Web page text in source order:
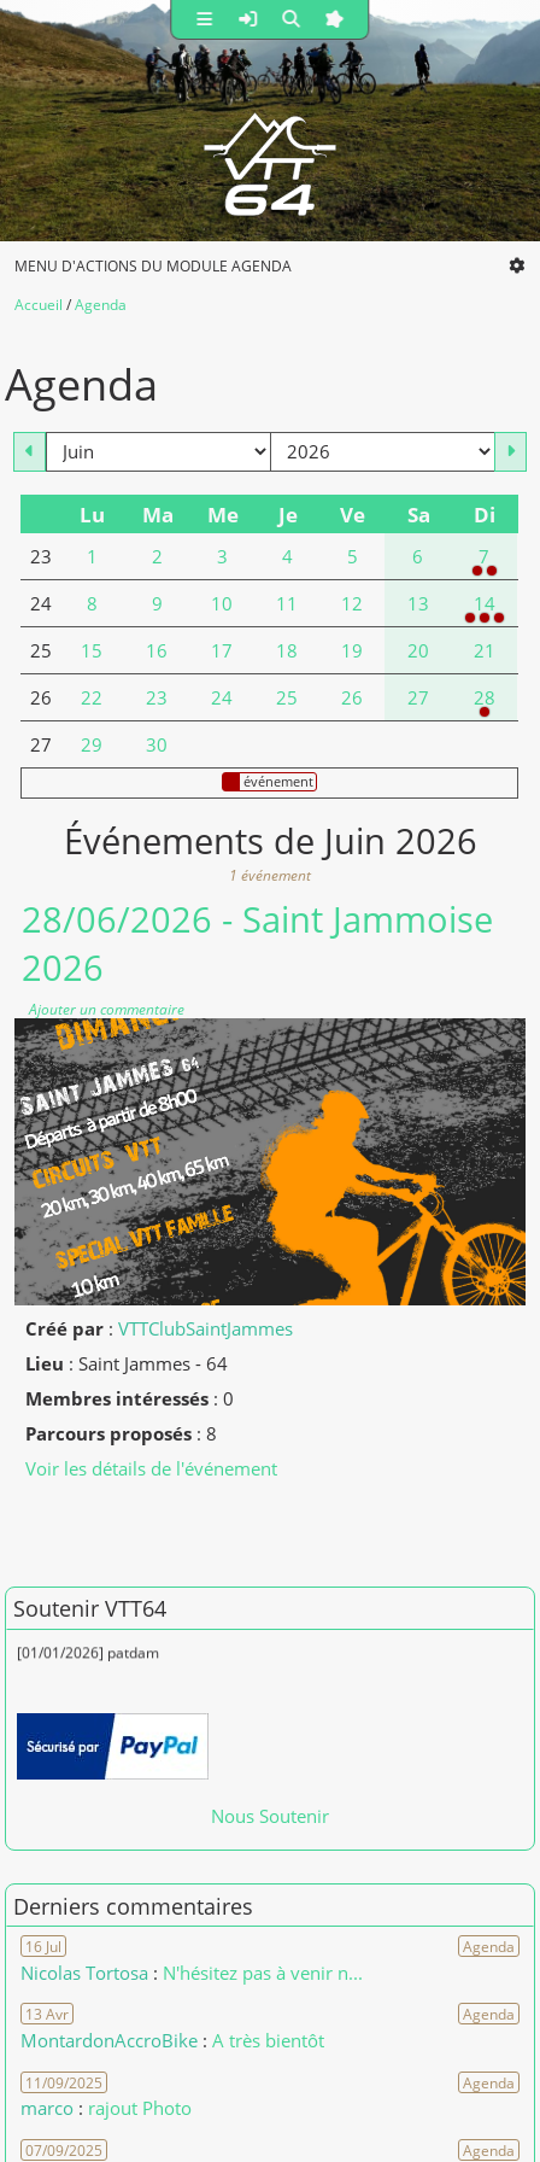
MENU D'ACTIONS DU MODULE AGENDA
Accueil Agenda
Agenda
mois
an
Se Lu Ma Me Je Ve Sa Di
23 1 2 3 4 5 6
7
24
8 9 10 11 12 13
14
25
15 16 17 18 19 20
21
26
22 23 24 25 26 27
28
27
29 30
événement
Événements de Juin 2026
1 événement
28/06/2026 - Saint Jammoise
2026
Ajouter un commentaire
Créé par :VTTClubSaintJammes
Lieu :Saint Jammes - 64
Membres intéressés : 0
Parcours proposés : 8
Voir les détails de l'événement
Soutenir VTT64
Merci pour vos dons en 2026
[01/01/2026] patdam
Nous Soutenir
Derniers commentaires
16 Jul Agenda
Nicolas Tortosa : N'hésitez pas à venir n...
13 Avr Agenda
MontardonAccroBike :A très bientôt
11/09/2025 Agenda
marco : rajout Photo
07/09/2025 Agenda